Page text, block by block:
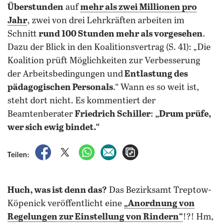
Überstunden aufmehr als zwei Millionen pro
Jahr, zwei von drei Lehrkräften arbeiten im
Schnitt rund 100 Stunden mehr als vorgesehen.
Dazu der Blick in den Koalitionsvertrag (S. 41): „Die
Koalition prüft Möglichkeiten zur Verbesserung
der Arbeitsbedingungen undEntlastung des
pädagogischen Personals.“ Wann es so weit ist,
steht dort nicht. Es kommentiert der
Beamtenberater Friedrich Schiller: „Drum prüfe,
wer sich ewig bindet.“
Teilen:
auf Facebook teilen
auf X teilenper WhatsApp teilen
per E-Mail teilen
Huch, was ist denn das? Das Bezirksamt Treptow-
Köpenick veröffentlicht eine „Anordnung von
Regelungen zurEinstellung von Rindern“!?! Hm,